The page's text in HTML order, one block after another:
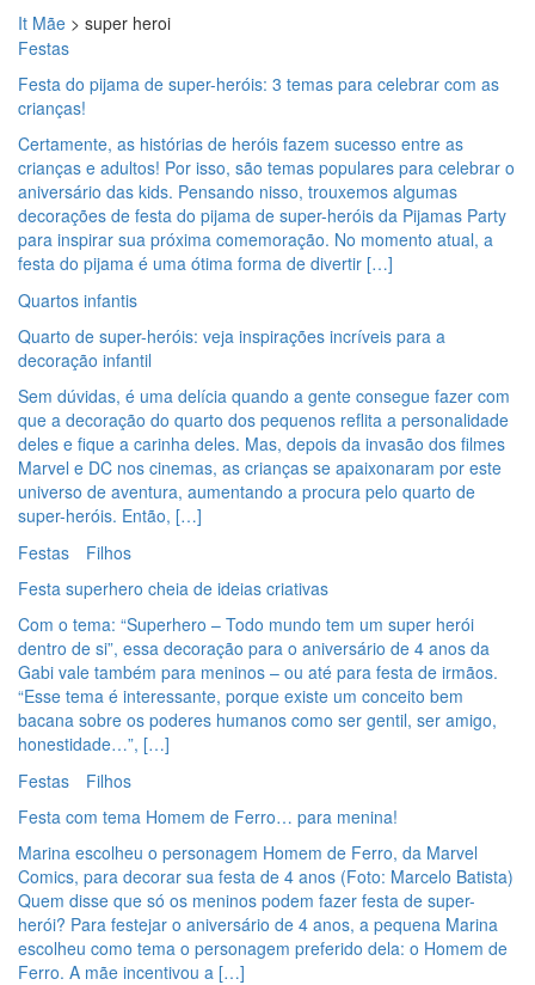
It Mãe > super heroi
Festas
Festa do pijama de super-heróis: 3 temas para celebrar com as
crianças!
Certamente, as histórias de heróis fazem sucesso entre as
crianças e adultos! Por isso, são temas populares para celebrar o
aniversário das kids. Pensando nisso, trouxemos algumas
decorações de festa do pijama de super-heróis da Pijamas Party
para inspirar sua próxima comemoração. No momento atual, a
festa do pijama é uma ótima forma de divertir […]
Quartos infantis
Quarto de super-heróis: veja inspirações incríveis para a
decoração infantil
Sem dúvidas, é uma delícia quando a gente consegue fazer com
que a decoração do quarto dos pequenos reflita a personalidade
deles e fique a carinha deles. Mas, depois da invasão dos filmes
Marvel e DC nos cinemas, as crianças se apaixonaram por este
universo de aventura, aumentando a procura pelo quarto de
super-heróis. Então, […]
Festas
Filhos
Festa superhero cheia de ideias criativas
Com o tema: “Superhero – Todo mundo tem um super herói
dentro de si”, essa decoração para o aniversário de 4 anos da
Gabi vale também para meninos – ou até para festa de irmãos.
“Esse tema é interessante, porque existe um conceito bem
bacana sobre os poderes humanos como ser gentil, ser amigo,
honestidade…”, […]
Festas
Filhos
Festa com tema Homem de Ferro… para menina!
Marina escolheu o personagem Homem de Ferro, da Marvel
Comics, para decorar sua festa de 4 anos (Foto: Marcelo Batista)
Quem disse que só os meninos podem fazer festa de super-
herói? Para festejar o aniversário de 4 anos, a pequena Marina
escolheu como tema o personagem preferido dela: o Homem de
Ferro. A mãe incentivou a […]